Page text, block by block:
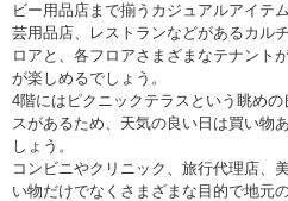
ビー用品店まで揃うカジュアルアイテ
芸用品店、レストランなどがあるカル
ロアと、各フロアさまざまなテナント
が楽しめるでしょう。
4階にはピクニックテラスという眺め
スがあるため、天気の良い日は買い物
しょう。
コンビニやクリニック、旅行代理店、
い物だけでなくさまざまな目的で地元